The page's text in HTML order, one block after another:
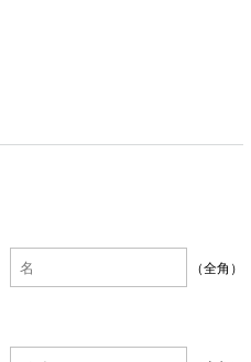
（全角）